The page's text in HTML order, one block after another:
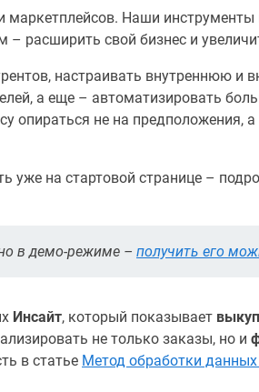
маркетплейсов. Наши
расширить свой бизнес и
настраивать внутреннюю и
а еще – автоматизировать
опираться не на предположения,
на стартовой странице –
в демо-режиме – получить его
Инсайт, который показывает
не только заказы, но и
в статье Метод обработки